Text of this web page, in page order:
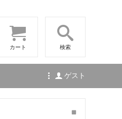
カート 検索
ゲスト